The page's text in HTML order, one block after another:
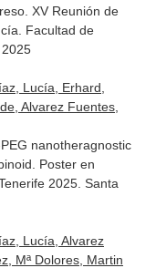
XV Reunión de
Facultad de
Lucía, Erhard,
Alvarez Fuentes,
nanotheragnostic
Poster en
2025. Santa
Lucía, Alvarez
Mª Dolores, Martin